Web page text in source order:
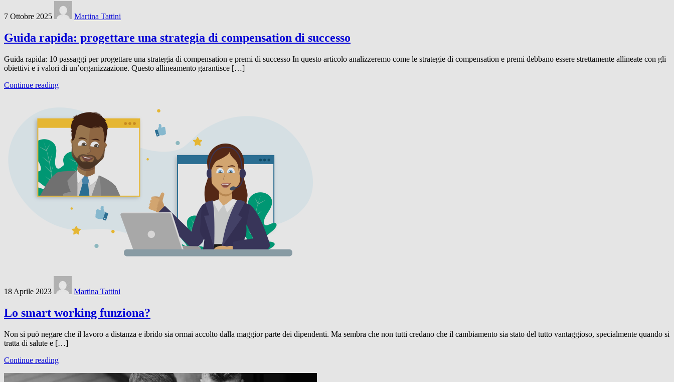
7 Ottobre 2025 Martina Tattini
Guida rapida: progettare una strategia di compensation di successo
Guida rapida: 10 passaggi per progettare una strategia di compensation e premi di successo In questo articolo analizzeremo come le strategie di compensation e premi debbano essere strettamente allineate con gli
obiettivi e i valori di un’organizzazione. Questo allineamento garantisce […]
Continue reading
18 Aprile 2023 Martina Tattini
Lo smart working funziona?
Non si può negare che il lavoro a distanza e ibrido sia ormai accolto dalla maggior parte dei dipendenti. Ma sembra che non tutti credano che il cambiamento sia stato del tutto vantaggioso, specialmente quando si
tratta di salute e […]
Continue reading